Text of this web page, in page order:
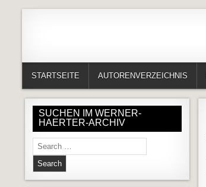
STARTSEITE AUTORENVERZEICHNIS
SUCHEN IM WERNER-
HAERTER-ARCHIV
Search for: